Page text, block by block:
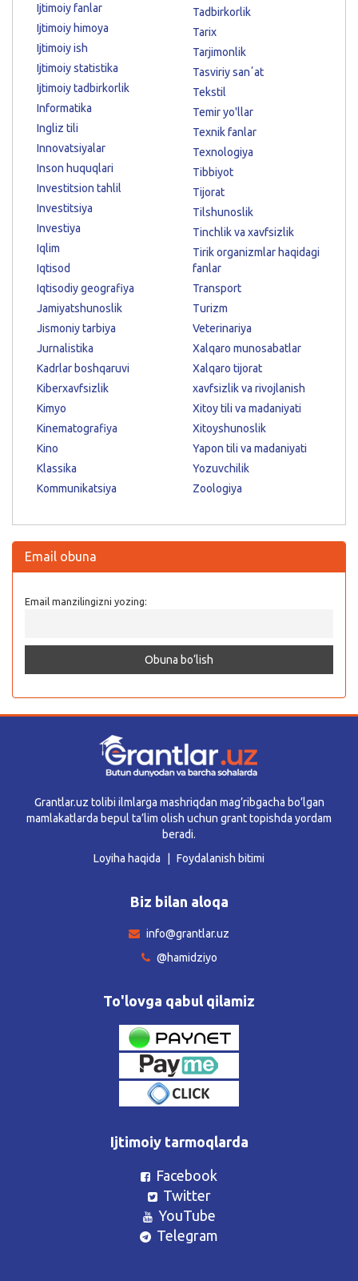
Ijtimoiy fanlar
Ijtimoiy himoya
Ijtimoiy ish
Ijtimoiy statistika
Ijtimoiy tadbirkorlik
Informatika
Ingliz tili
Innovatsiyalar
Inson huquqlari
Investitsion tahlil
Investitsiya
Investiya
Iqlim
Iqtisod
Iqtisodiy geografiya
Jamiyatshunoslik
Jismoniy tarbiya
Jurnalistika
Kadrlar boshqaruvi
Kiberxavfsizlik
Kimyo
Kinematografiya
Kino
Klassika
Kommunikatsiya
Tadbirkorlik
Tarix
Tarjimonlik
Tasviriy sanʼat
Tekstil
Temir yo'llar
Texnik fanlar
Texnologiya
Tibbiyot
Tijorat
Tilshunoslik
Tinchlik va xavfsizlik
Tirik organizmlar haqidagi
fanlar
Transport
Turizm
Veterinariya
Xalqaro munosabatlar
Xalqaro tijorat
xavfsizlik va rivojlanish
Xitoy tili va madaniyati
Xitoyshunoslik
Yapon tili va madaniyati
Yozuvchilik
Zoologiya
Email obuna
Email manzilingizni yozing:
Grantlar.uz tolibi ilmlarga mashriqdan mag’ribgacha bo’lgan
mamlakatlarda bepul ta’lim olish uchun grant topishda yordam
beradi.
Loyiha haqida
Foydalanish bitimi
Biz bilan aloqa
info@grantlar.uz
@hamidziyo
To'lovga qabul qilamiz
Ijtimoiy tarmoqlarda
Facebook
Twitter
YouTube
Telegram